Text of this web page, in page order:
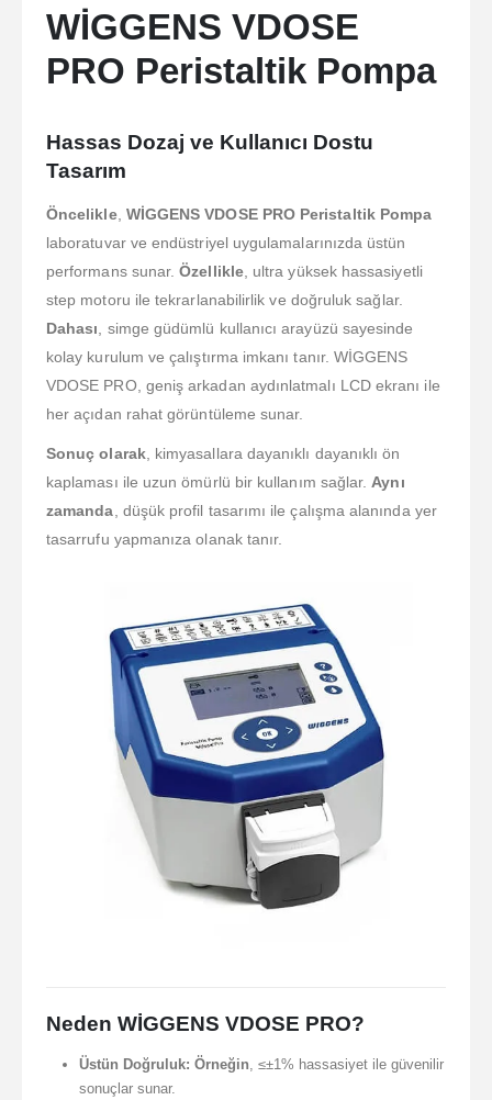
WİGGENS VDOSE
PRO Peristaltik Pompa
Hassas Dozaj ve Kullanıcı Dostu
Tasarım
Öncelikle, WİGGENS VDOSE PRO Peristaltik Pompa
laboratuvar ve endüstriyel uygulamalarınızda üstün
performans sunar.Özellikle, ultra yüksek hassasiyetli
step motoru ile tekrarlanabilirlik ve doğruluk sağlar.
Dahası, simge güdümlü kullanıcı arayüzü sayesinde
kolay kurulum ve çalıştırma imkanı tanır. WİGGENS
VDOSE PRO, geniş arkadan aydınlatmalı LCD ekranı ile
her açıdan rahat görüntüleme sunar.
Sonuç olarak, kimyasallara dayanıklı dayanıklı ön
kaplaması ile uzun ömürlü bir kullanım sağlar.Aynı
zamanda, düşük profil tasarımı ile çalışma alanında yer
tasarrufu yapmanıza olanak tanır.
Neden WİGGENS VDOSE PRO?
Üstün Doğruluk: Örneğin, ≤±1% hassasiyet ile güvenilir
sonuçlar sunar.